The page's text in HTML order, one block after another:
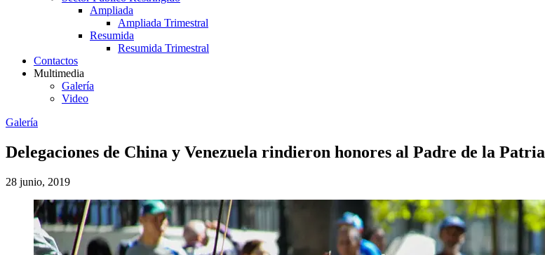
Ampliada
Ampliada Trimestral
Resumida
Resumida Trimestral
Contactos
Multimedia
Galería
Video
Galería
Delegaciones de China y Venezuela rindieron honores al Padre de la Patria
28 junio, 2019